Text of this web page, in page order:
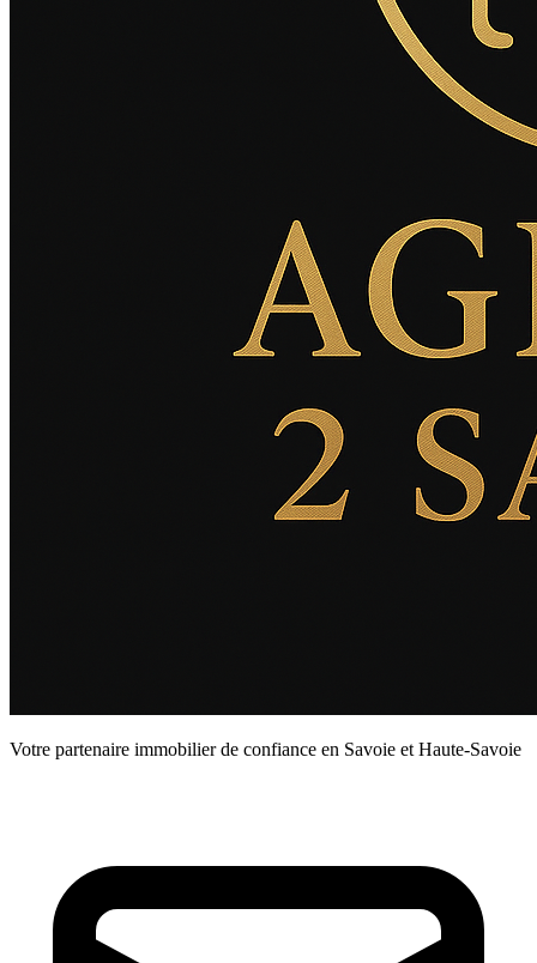
Votre partenaire immobilier de confiance en Savoie et Haute-Savoie